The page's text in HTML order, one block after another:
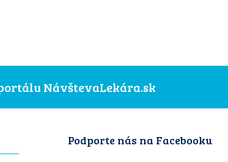
NávštevaLekára.sk
Podporte nás na Facebooku